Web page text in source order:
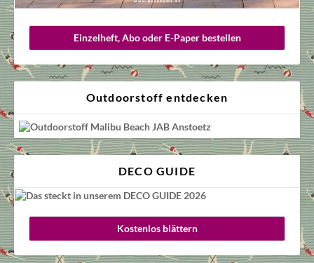
Einzelheft, Abo oder E-Paper bestellen
Outdoorstoff entdecken
DECO GUIDE
Kostenlos blättern